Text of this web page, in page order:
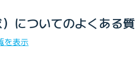
についてのよくある質
を表示